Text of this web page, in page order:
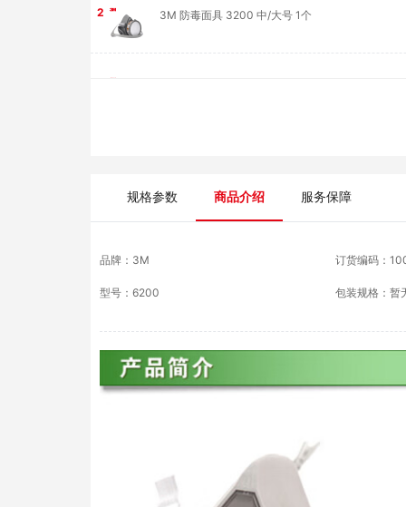
2 3M 防毒面具 3200 中/大号 1个
规格参数 商品介绍 服务保障
品牌： 3M 订货编码：
型号： 6200 包装规格： 暂